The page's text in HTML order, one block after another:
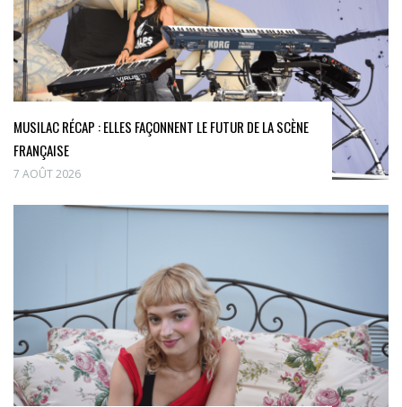
MUSILAC RÉCAP : ELLES FAÇONNENT LE FUTUR DE LA SCÈNE
FRANÇAISE
7 AOÛT 2026